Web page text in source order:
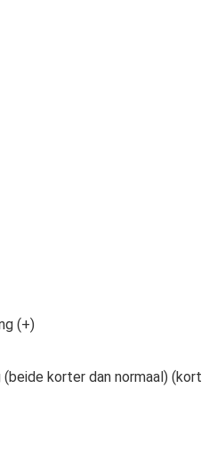
(+)
korter dan normaal) (kort